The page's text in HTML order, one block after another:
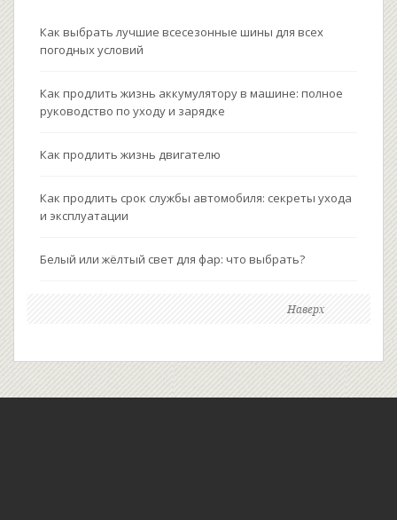
Как выбрать лучшие всесезонные шины для всех
погодных условий
Как продлить жизнь аккумулятору в машине: полное
руководство по уходу и зарядке
Как продлить жизнь двигателю
Как продлить срок службы автомобиля: секреты ухода
и эксплуатации
Белый или жёлтый свет для фар: что выбрать?
Наверх